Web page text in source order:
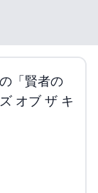
「賢者の
オブ ザ キ